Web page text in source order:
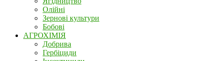
Олійні
Зернові культури
Бобові
АГРОХІМІЯ
Добрива
Гербіциди